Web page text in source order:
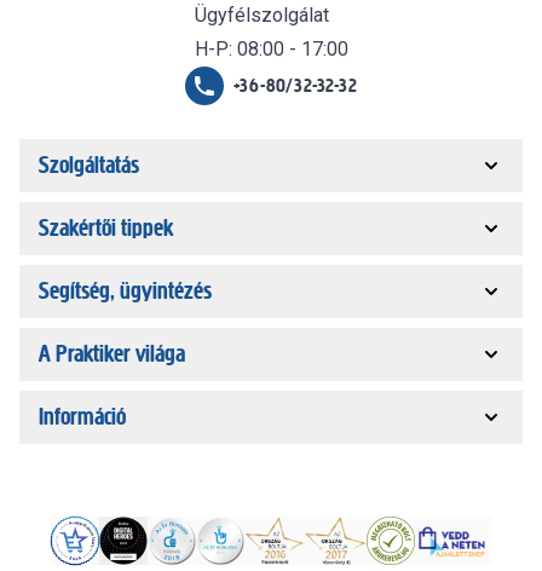
Ügyfélszolgálat
H-P: 08:00 - 17:00
+36-80/32-32-32
Szolgáltatás
Szakértői tippek
Segítség, ügyintézés
A Praktiker világa
Információ